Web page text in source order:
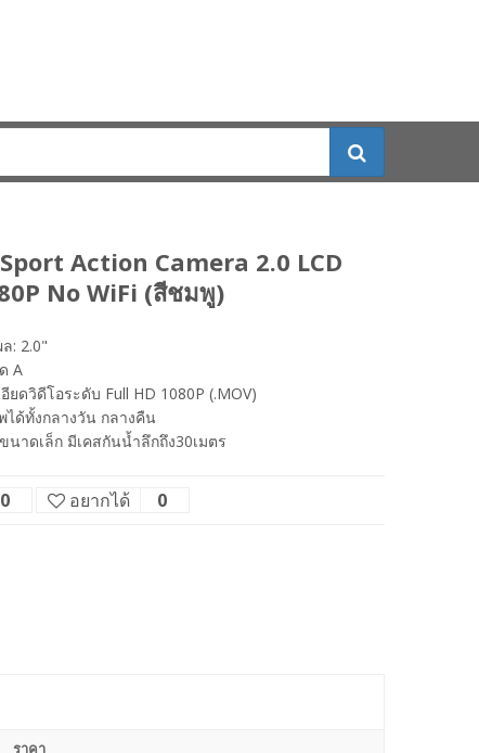
Action Camera 2.0 LCD
No WiFi (สีชมพู)
: 2.0"
A
ยดวิดีโอระดับ Full HD 1080P (.MOV)
ด้ทั้งกลางวัน กลางคืน
นาดเล็ก มีเคสกันน้ำลึกถึง30เมตร
0 อยากได้ 0
ราคา